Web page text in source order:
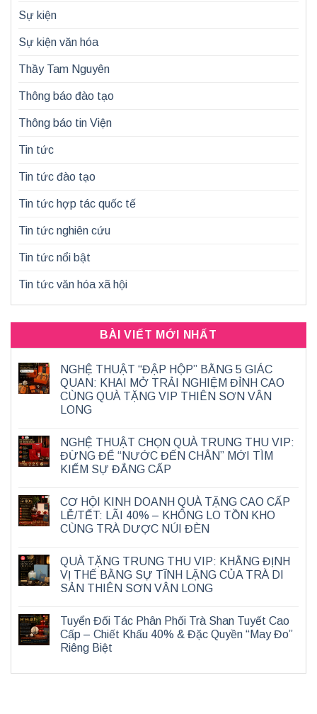
Sự kiện
Sự kiện văn hóa
Thầy Tam Nguyên
Thông báo đào tạo
Thông báo tin Viện
Tin tức
Tin tức đào tạo
Tin tức hợp tác quốc tế
Tin tức nghiên cứu
Tin tức nổi bật
Tin tức văn hóa xã hội
BÀI VIẾT MỚI NHẤT
NGHỆ THUẬT “ĐẬP HỘP” BẰNG 5 GIÁC
QUAN: KHAI MỞ TRẢI NGHIỆM ĐỈNH CAO
CÙNG QUÀ TẶNG VIP THIÊN SƠN VÂN
LONG
NGHỆ THUẬT CHỌN QUÀ TRUNG THU VIP:
ĐỪNG ĐỂ “NƯỚC ĐẾN CHÂN” MỚI TÌM
KIẾM SỰ ĐẲNG CẤP
CƠ HỘI KINH DOANH QUÀ TẶNG CAO CẤP
LỄ/TẾT: LÃI 40% – KHÔNG LO TỒN KHO
CÙNG TRÀ DƯỢC NÚI ĐÈN
QUÀ TẶNG TRUNG THU VIP: KHẲNG ĐỊNH
VỊ THẾ BẰNG SỰ TĨNH LẶNG CỦA TRÀ DI
SẢN THIÊN SƠN VÂN LONG
Tuyển Đối Tác Phân Phối Trà Shan Tuyết Cao
Cấp – Chiết Khấu 40% & Đặc Quyền “May Đo”
Riêng Biệt